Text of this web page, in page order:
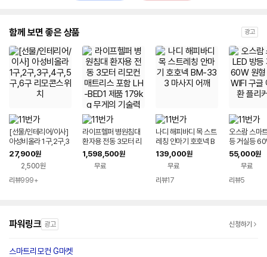
함께 보면 좋은 상품 광고
[선물/인테리어/이사]
아성비올라 1구,2구,3
구,4구,5구,6구 리모
콘스위치
27,900원
2,500원
리뷰999+
라이프헬퍼 병원침대
환자용 전동 3모터 리
모컨 매트리스 포함 L
H-BED1 제품 179kg
무게의 기술력 침대
1,598,500원
무료
나디 해피바디 목 스트
레칭 안마기 호호넥 B
M-333 마사지 어깨
139,000원
무료
리뷰17
오스람 스마
등 거실등
리모컨 WIFI
호환 플리커
55,000원
무료
리뷰5
파워링크 광고 신청하기
스마트리모컨 G마켓